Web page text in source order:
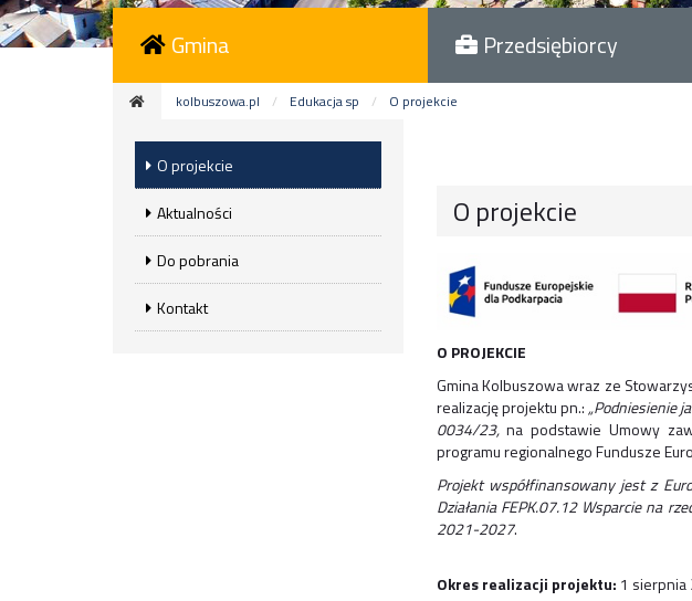
Gmina Przedsiębiorcy
kolbuszowa.pl Edukacja sp O projekcie
O projekcie
Aktualności
Do pobrania
Kontakt
O projekcie
O PROJEKCIE
Gmina Kolbuszowa wraz ze
realizację projektu pn.: „Podniesienie
0034/23,na podstawie Umowy
programu regionalnego Fundusze
Projekt współfinansowany jest z
Działania FEPK.07.12 Wsparcie na
2021-2027.
Okres realizacji projektu: 1 sierpnia